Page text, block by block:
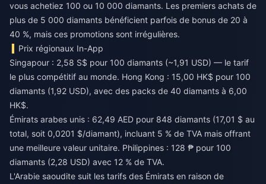
vous achetiez 100 ou 10 000 diamants. Les premiers achats de
plus de 5 000 diamants bénéficient parfois de bonus de 20 à
40 %, mais ces promotions sont irrégulières.
Prix régionaux In-App
Singapour : 2,58 S$ pour 100 diamants (~1,91 USD) — le tarif
le plus compétitif au monde. Hong Kong : 15,00 HK$ pour 100
diamants (1,92 USD), avec des packs de 40 diamants à 6,00
HK$.
Émirats arabes unis : 62,49 AED pour 848 diamants (17,01 $ au
total, soit 0,0201 $/diamant), incluant 5 % de TVA mais offrant
une meilleure valeur unitaire. Philippines : 128 ₱ pour 100
diamants (2,28 USD) avec 12 % de TVA.
L'Arabie saoudite suit les tarifs des Émirats en raison de